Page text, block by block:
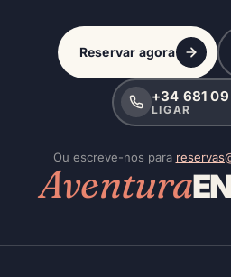
Reservar agora
+34 681
LIGAR
Ou escreve-nos para
Aventura